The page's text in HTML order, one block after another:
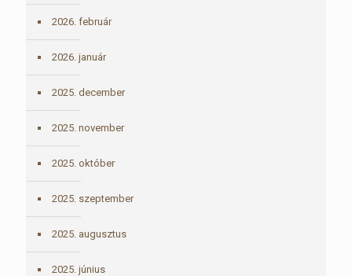
2026. február
2026. január
2025. december
2025. november
2025. október
2025. szeptember
2025. augusztus
2025. június